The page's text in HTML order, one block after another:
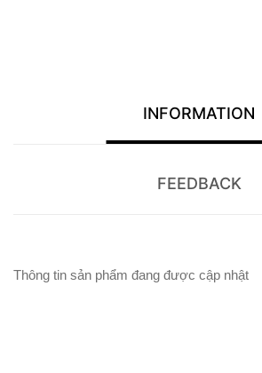
INFORMATION
FEEDBACK
Thông tin sản phẩm đang được cập nhật